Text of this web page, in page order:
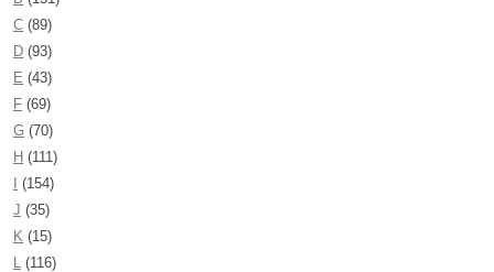
C (89)
D (93)
E (43)
F (69)
G (70)
H (111)
(154)
J (35)
K (15)
L (116)